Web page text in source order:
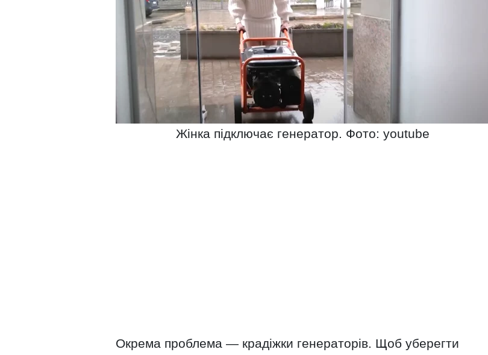
Жінка підключає генератор. Фото: youtube
Окрема проблема — крадіжки генераторів. Щоб уберегти